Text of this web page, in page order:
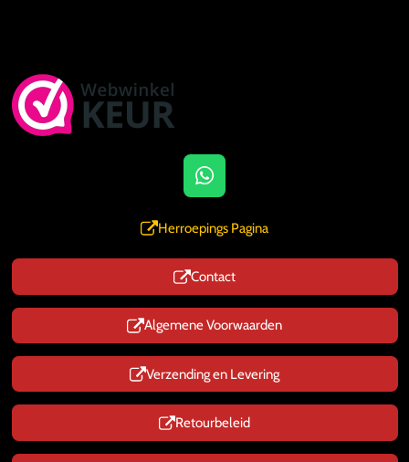
W
h
a
s
A
p
p
Herroepings Pagina
Contact
Algemene Voorwaarden
Verzending en Levering
Retourbeleid